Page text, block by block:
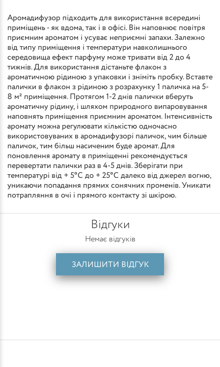
Аромадифузор підходить для використання всередині
приміщень - як вдома, так і в офісі. Він наповнює повітря
приємним ароматом і усуває неприємні запахи. Залежно
від типу приміщення і температури навколишнього
середовища ефект парфуму може тривати від 2 до 4
тижнів. Для використання дістаньте флакон з
ароматичною рідиною з упаковки і зніміть пробку. Вставте
палички в флакон з рідиною з розрахунку 1 паличка на 5-
8 м² приміщення. Протягом 1-2 днів палички вберуть
ароматичну рідину, і шляхом природного випаровування
наповнять приміщення приємним ароматом. Інтенсивність
аромату можна регулювати кількістю одночасно
використовуваних в аромадифузорі паличок, чим більше
паличок, тим більш насиченим буде аромат. Для
поновлення аромату в приміщенні рекомендується
перевертати палички раз в 4-5 днів. Зберігати при
температурі від + 5°С до + 25°С далеко від джерел вогню,
уникаючи попадання прямих сонячних променів. Уникати
потрапляння в очі і прямого контакту зі шкірою.
Відгуки
Немає відгуків
ЗАЛИШИТИ ВІДГУК